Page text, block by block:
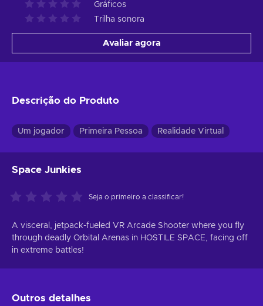
Gráficos
Trilha sonora
Avaliar agora
Descrição do Produto
Um jogador Primeira Pessoa Realidade Virtual
Space Junkies
Seja o primeiro a classificar!
A visceral, jetpack-fueled VR Arcade Shooter where you fly
through deadly Orbital Arenas in HOSTILE SPACE, facing off
in extreme battles!
Outros detalhes